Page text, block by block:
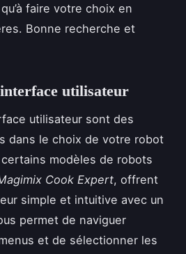
faire votre choix en
Bonne recherche et
utilisateur
utilisateur sont des
dans le choix de votre robot
modèles de robots
Cook Expert, offrent
simple et intuitive avec un
permet de naviguer
et de sélectionner les